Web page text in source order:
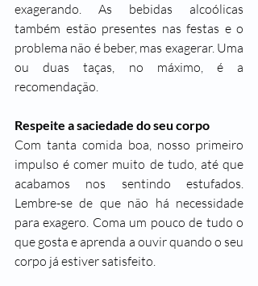
exagerando. As bebidas alcoólicas
também estão presentes nas festas e o
problema não é beber, mas exagerar. Uma
ou duas taças, no máximo, é a
recomendação.
Respeite a saciedade do seu corpo
Com tanta comida boa, nosso primeiro
impulso é comer muito de tudo, até que
acabamos nos sentindo estufados.
Lembre-se de que não há necessidade
para exagero. Coma um pouco de tudo o
que gosta e aprenda a ouvir quando o seu
corpo já estiver satisfeito.